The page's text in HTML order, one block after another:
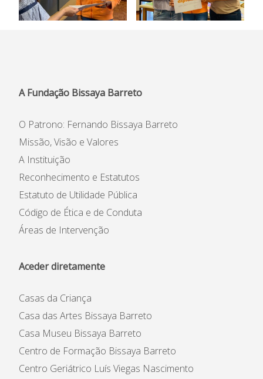
A Fundação Bissaya Barreto
O Patrono: Fernando Bissaya Barreto
Missão, Visão e Valores
A Instituição
Reconhecimento e Estatutos
Estatuto de Utilidade Pública
Código de Ética e de Conduta
Áreas de Intervenção
Aceder diretamente
Casas da Criança
Casa das Artes Bissaya Barreto
Casa Museu Bissaya Barreto
Centro de Formação Bissaya Barreto
Centro Geriátrico Luís Viegas Nascimento